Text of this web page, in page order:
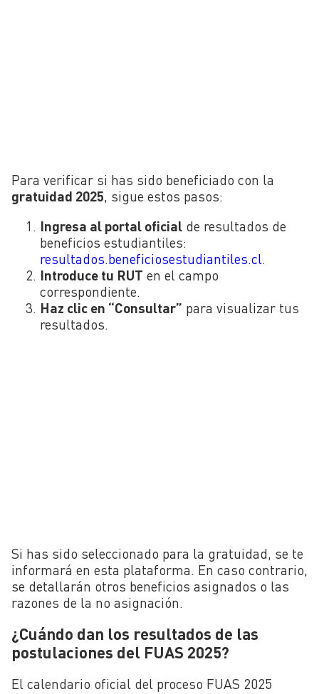
Para verificar si has sido beneficiado con la
gratuidad 2025, sigue estos pasos:
Ingresa al portal oficial de resultados de
beneficios estudiantiles:
resultados.beneficiosestudiantiles.cl.
Introduce tu RUT en el campo
correspondiente.
Haz clic en “Consultar” para visualizar tus
resultados.
Si has sido seleccionado para la gratuidad, se te
informará en esta plataforma. En caso contrario,
se detallarán otros beneficios asignados o las
razones de la no asignación.
¿Cuándo dan los resultados de las
postulaciones del FUAS 2025?
El calendario oficial del proceso FUAS 2025